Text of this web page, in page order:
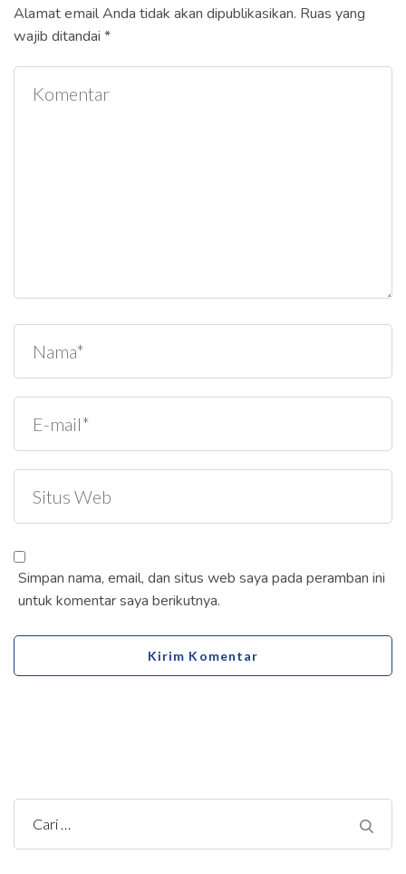
Alamat email Anda tidak akan dipublikasikan. Ruas yang
wajib ditandai *
Simpan nama, email, dan situs web saya pada peramban ini
untuk komentar saya berikutnya.
C
a